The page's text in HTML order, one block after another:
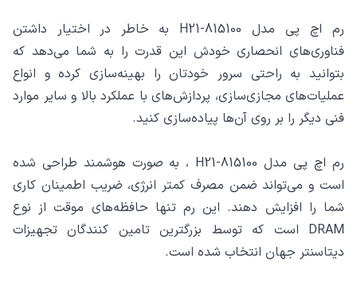
رم اچ پی مدل 815100-H21 به خاطر در اختیار داشتن
فناوری‌های انحصاری خودش این قدرت را به شما می‌دهد که
بتوانید به راحتی سرور خودتان را بهینه‌سازی کرده و انواع
عملیات‌های مجازی‌سازی، پردازش‌های با عملکرد بالا و سایر موارد
فنی دیگر را بر روی آن‌ها پیاده‌سازی کنید.
رم اچ پی مدل 815100-H21 ، به صورت هوشمند طراحی شده‌
است و می‌تواند ضمن مصرف کمتر انرژی، ضریب اطمینان کاری
شما را افزایش دهند. این رم‌ تنها حافظه‌های موقت از نوع
DRAM است که توسط بزرگترین تامین کنندگان تجهیزات
دیتاسنتر جهان انتخاب شده‌ است.